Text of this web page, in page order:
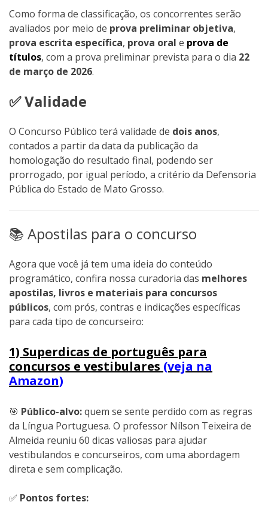
Como forma de classificação, os concorrentes serão
avaliados por meio de prova preliminar objetiva,
prova escrita específica, prova oral e prova de
títulos, com a prova preliminar prevista para o dia 22
de março de 2026.
✅ Validade
O Concurso Público terá validade de dois anos,
contados a partir da data da publicação da
homologação do resultado final, podendo ser
prorrogado, por igual período, a critério da Defensoria
Pública do Estado de Mato Grosso.
📚 Apostilas para o concurso
Agora que você já tem uma ideia do conteúdo
programático, confira nossa curadoria das melhores
apostilas, livros e materiais para concursos
públicos, com prós, contras e indicações específicas
para cada tipo de concurseiro:
1) Superdicas de português para
concursos e vestibulares (veja na
Amazon)
🎯 Público-alvo:quem se sente perdido com as regras
da Língua Portuguesa. O professor Nílson Teixeira de
Almeida reuniu 60 dicas valiosas para ajudar
vestibulandos e concurseiros, com uma abordagem
direta e sem complicação.
✅ Pontos fortes: